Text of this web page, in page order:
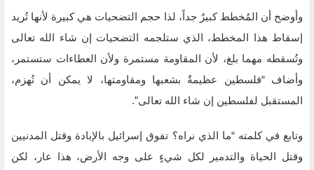
وأوضح أن المُخطط كبيرٌ جداً، لذا حجم التضحيات هي كبيرة لأنها تُريد
إسقاط هذا المخطط، الذي ستلجمه التضحيات ‏إن ‏شاء الله تعالى
وتُسقطه مهما بلغ، لأن المقاومة مستمرة ولأن العطاءات ستستمر،
وأضاف “فلسطين عظيمةٌ بشعبها ومقاومتها، لا يمكن أن تُهزم،
المستقبل لفلسطين إن شاء الله تعالى”.
وتابع في كلمته “ما الذي نراه؟ تفوق إسرائيل بالإبادة وقتل المدنيين
وقتل الحياة والتدمير لكل شيءٍ على وجه الأرض، هذا ‌‏عار، لكن